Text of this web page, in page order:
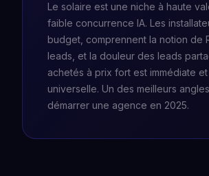
Le solaire est une niche à haute
faible concurrence IA. Les
budget, comprennent la notion de
leads, et la douleur des leads
achetés à prix fort est immédiate et
universelle. Un des meilleurs
démarrer une agence en 2025.